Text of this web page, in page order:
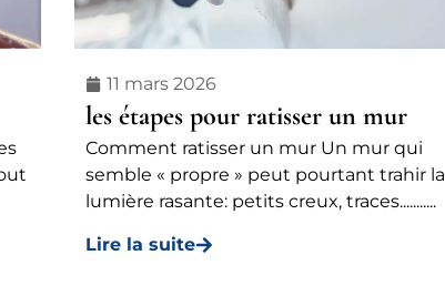
11 mars 2026
les étapes pour ratisser un mur
Comment ratisser un mur Un mur qui
semble « propre » peut pourtant trahir la
lumière rasante: petits creux, traces...........
Lire la suite